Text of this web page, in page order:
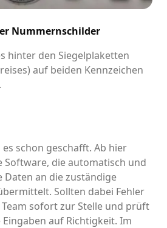
Nummernschilder
hinter den Siegelplaketten
auf beiden Kennzeichen
schon geschafft. Ab hier
die automatisch und
Daten an die zuständige
Sollten dabei Fehler
sofort zur Stelle und prüft
auf Richtigkeit. Im